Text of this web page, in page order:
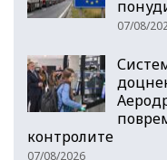
07/08/
контролите
07/08/2026